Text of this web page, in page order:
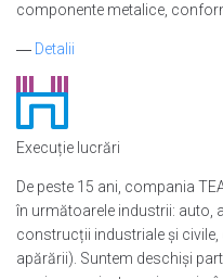
componente metalice,
― Detalii
Execuție lucrări
De peste 15 ani, compania
în următoarele industrii: auto,
construcții industriale și
apărării). Suntem deschiși